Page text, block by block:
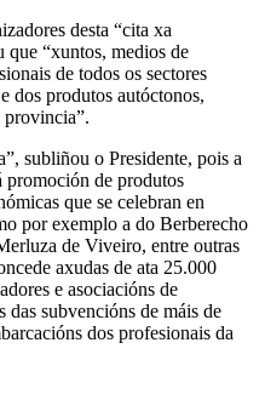
desta “cita xa
que “xuntos, medios de
de todos os sectores
dos produtos autóctonos,
provincia”.
subliñou o Presidente, pois a
promoción de produtos
que se celebran en
por exemplo a do Berberecho
de Viveiro, entre outras
axudas de ata 25.000
e asociacións de
das subvencións de máis de
dos profesionais da